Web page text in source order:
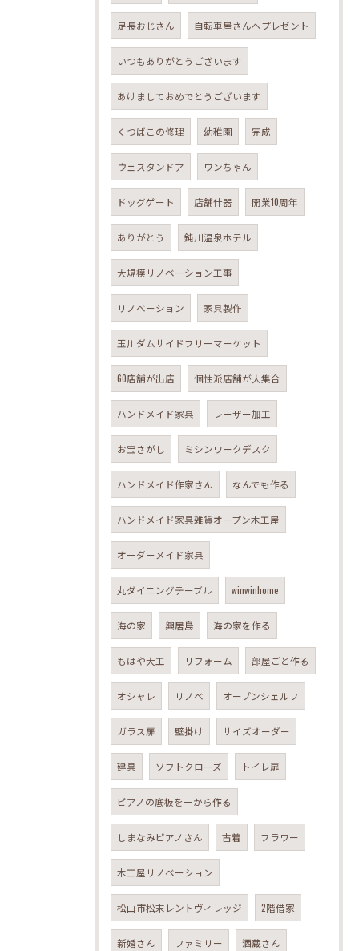
足長おじさん 自転車屋さんへプレゼント
いつもありがとうございます
あけましておめでとうございます
くつばこの修理 幼稚園 完成
ウェスタンドア ワンちゃん
ドッグゲート 店舗什器 開業10周年
ありがとう 鈍川温泉ホテル
大規模リノベーション工事
リノベーション 家具製作
玉川ダムサイドフリーマーケット
60店舗が出店 個性派店舗が大集合
ハンドメイド家具 レーザー加工
お宝さがし ミシンワークデスク
ハンドメイド作家さん なんでも作る
ハンドメイド家具雑貨オープン木工屋
オーダーメイド家具
丸ダイニングテーブル winwinhome
海の家 興居島 海の家を作る
もはや大工 リフォーム 部屋ごと作る
オシャレ リノベ オープンシェルフ
ガラス扉 壁掛け サイズオーダー
建具 ソフトクローズ トイレ扉
ピアノの底板を一から作る
しまなみピアノさん 古着 フラワー
木工屋リノベーション
松山市松末レントヴィレッジ 2階借家
新婚さん ファミリー 酒蔵さん